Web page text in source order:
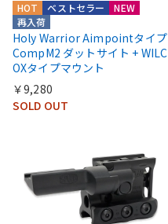
HOT
NEW
再入荷
ベストセラー
Holy Warrior Aimpointタイプ
CompM2 ダットサイト + WILC
OXタイプマウント
￥9,280
SOLD OUT